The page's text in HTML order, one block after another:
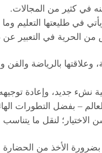
في كثير من المجالات.
في طليعتها التعليم
الحرية في التعبير عن
وعلاقتها بالرياضة
نشء جديد، وإعادة
– بفضل التطورات
لنقل ما يتناسب
الأخذ من الحضارة